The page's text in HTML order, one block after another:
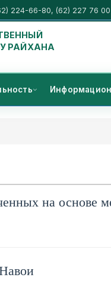
224-66-80, (62) 227 76 00
РАЙХАНА
на основе